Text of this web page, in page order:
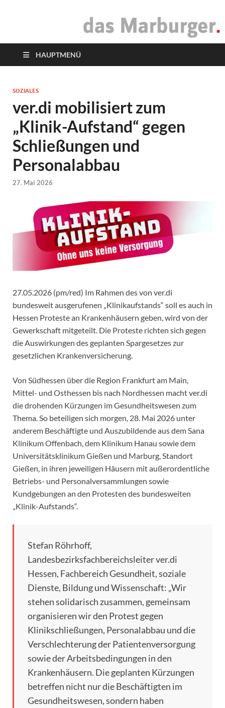
das Marburger.
HAUPTMENÜ
SOZIALES
ver.di mobilisiert zum
„Klinik-Aufstand“ gegen
Schließungen und
Personalabbau
27. Mai 2026
27.05.2026 (pm/red) Im Rahmen des von ver.di
bundesweit ausgerufenen „Klinikaufstands“ soll es auch in
Hessen Proteste an Krankenhäusern geben, wird von der
Gewerkschaft mitgeteilt. Die Proteste richten sich gegen
die Auswirkungen des geplanten Spargesetzes zur
gesetzlichen Krankenversicherung.
Von Südhessen über die Region Frankfurt am Main,
Mittel- und Osthessen bis nach Nordhessen macht ver.di
die drohenden Kürzungen im Gesundheitswesen zum
Thema. So beteiligen sich morgen, 28. Mai 2026 unter
anderem Beschäftigte und Auszubildende aus dem Sana
Klinikum Offenbach, dem Klinikum Hanau sowie dem
Universitätsklinikum Gießen und Marburg, Standort
Gießen, in ihren jeweiligen Häusern mit außerordentliche
Betriebs- und Personalversammlungen sowie
Kundgebungen an den Protesten des bundesweiten
„Klinik-Aufstands“.
Stefan Röhrhoff,
Landesbezirksfachbereichsleiter ver.di
Hessen, Fachbereich Gesundheit, soziale
Dienste, Bildung und Wissenschaft: „Wir
stehen solidarisch zusammen, gemeinsam
organisieren wir den Protest gegen
Klinikschließungen, Personalabbau und die
Verschlechterung der Patientenversorgung
sowie der Arbeitsbedingungen in den
Krankenhäusern. Die geplanten Kürzungen
betreffen nicht nur die Beschäftigten im
Gesundheitswesen, sondern haben